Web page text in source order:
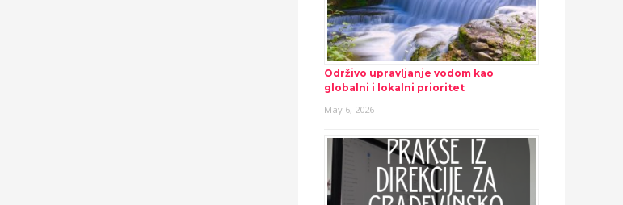
Održivo upravljanje vodom kao
globalni i lokalni prioritet
May 6, 2026